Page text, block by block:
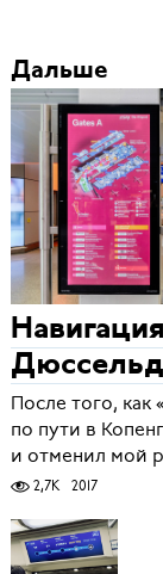
Дальше
После того, как
по пути в
и отменил мой
2,7K 2017